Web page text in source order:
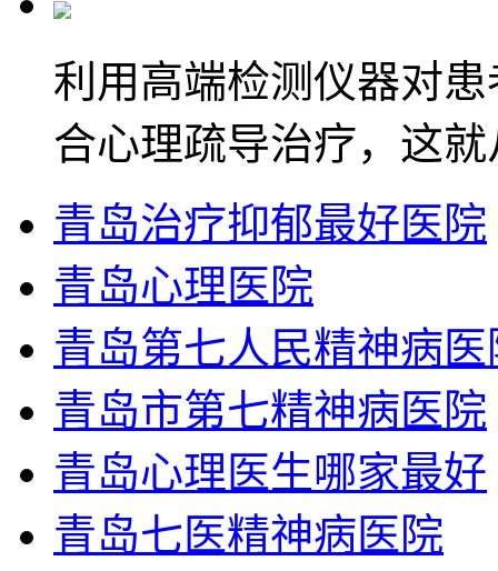
利用高端检测仪器对
合心理疏导治疗，这
青岛治疗抑郁最好医院
青岛心理医院
青岛第七人民精神病
青岛市第七精神病医院
青岛心理医生哪家最好
青岛七医精神病医院